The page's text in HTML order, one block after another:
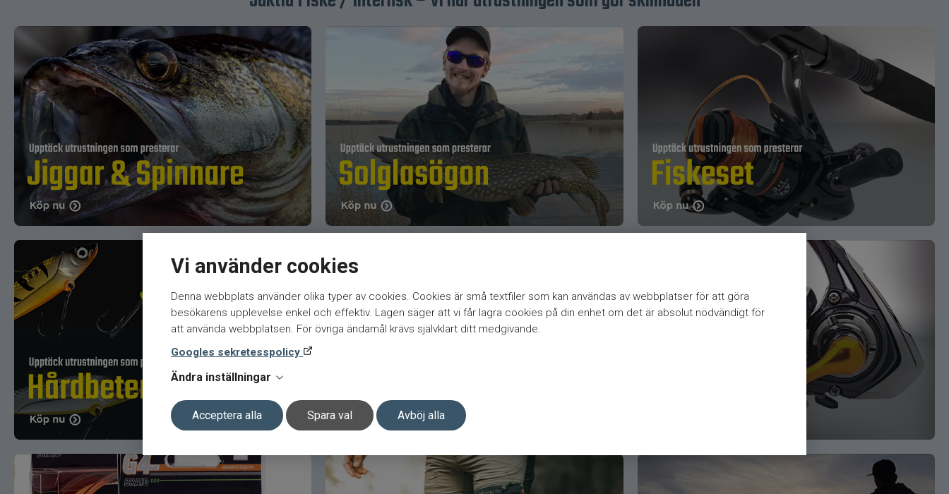
Vi använder cookies
Denna webbplats använder olika typer av cookies. Cookies är små textfiler som kan användas av webbplatser för att göra
besökarens upplevelse enkel och effektiv. Lagen säger att vi får lagra cookies på din enhet om det är absolut nödvändigt för
att använda webbplatsen. För övriga ändamål krävs självklart ditt medgivande.
Googles sekretesspolicy
Ändra inställningar
Acceptera alla Spara val Avböj alla